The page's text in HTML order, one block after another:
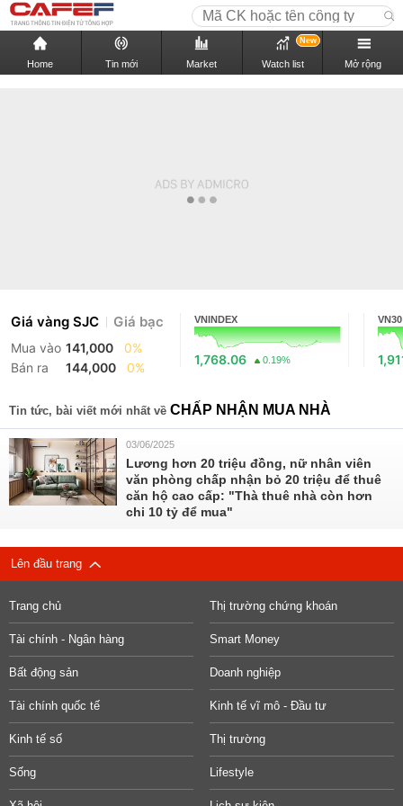
Home Tin mới Market Watch list
New
Mở rộng
Giá vàng SJC Giá bạc
Mua vào 141,000
0%
Bán ra
144,000 0%
VNINDEX
1,768.06 0.19%
VN30
Tin tức, bài viết mới nhất về CHẤP NHẬN MUA NHÀ
03/06/2025
Lương hơn 20 triệu đồng, nữ nhân viên
văn phòng chấp nhận bỏ 20 triệu để thuê
căn hộ cao cấp: "Thà thuê nhà còn hơn
chi 10 tỷ để mua"
Lên đầu trang
Trang chủ Thị trường chứng khoán
Tài chính - Ngân hàng Smart Money
Bất động sản Doanh nghiệp
Tài chính quốc tế Kinh tế vĩ mô - Đầu tư
Kinh tế số Thị trường
Sống Lifestyle